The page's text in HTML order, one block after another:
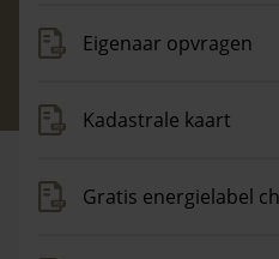
Eigenaar opvragen
Kadastrale kaart
Gratis energielabel